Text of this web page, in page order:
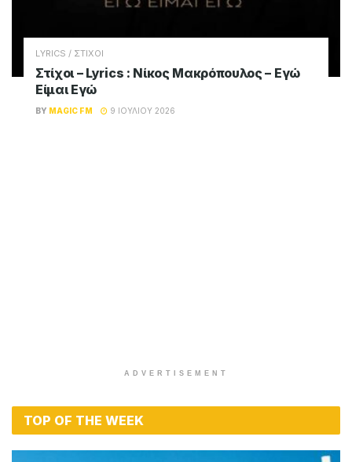
LYRICS / ΣΤΙΧΟΙ
Στίχοι – Lyrics : Νίκος Μακρόπουλος – Εγώ
Είμαι Εγώ
BY MAGIC FM 9 ΙΟΥΛΊΟΥ 2026
ADVERTISEMENT
TOP OF THE WEEK